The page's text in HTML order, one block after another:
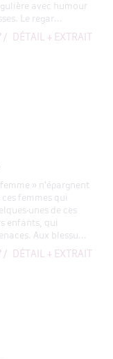
avec humour
Le regar...
/ DÉTAIL + EXTRAIT
» n'épargnent
femmes qui
unes de ces
enfants, qui
Aux blessu...
/ DÉTAIL + EXTRAIT